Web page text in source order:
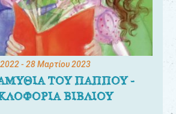
- 28 Μαρτίου 2023
ΤΟΥ ΠΑΠΠΟΥ -
ΒΙΒΛΙΟΥ